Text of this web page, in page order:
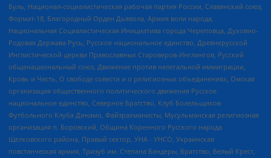
Буль, Национал-социалистическая рабочая партия России, Славянский союз,
Формат-18, Благородный Орден Дьявола, Армия воли народа,
Национальная Социалистическая Инициатива города Череповца, Духовно-
Родовая Держава Русь, Русское национальное единство, Древнерусской
Инглистической церкви Православных Староверов-Инглингов, Русский
общенациональный союз, Движение против нелегальной иммиграции,
Кровь и Честь, О свободе совести и о религиозных объединениях, Омская
организация общественного политического движения Русское
национальное единство, Северное Братство, Клуб Болельщиков
Футбольного Клуба Динамо, Файзрахманисты, Мусульманская религиозная
организация п. Боровский, Община Коренного Русского народа
Щелковского района, Правый сектор, УНА - УНСО, Украинская
повстанческая армия, Тризуб им. Степана Бандеры, Братство, Белый Крест,